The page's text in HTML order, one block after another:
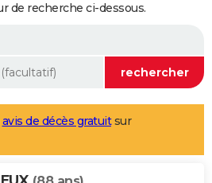
de recherche ci-dessous.
avis de décès gratuitsur